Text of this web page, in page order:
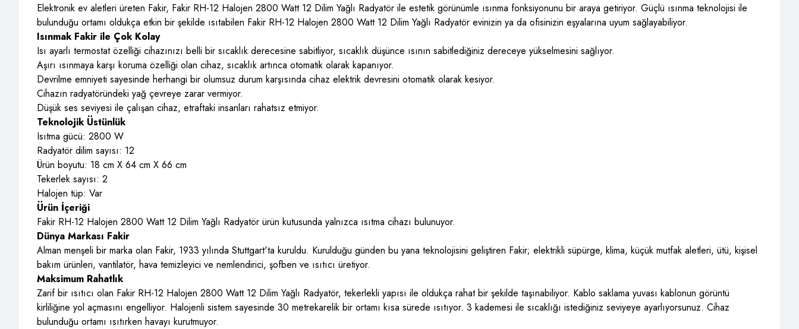
Elektronik ev aletleri üreten Fakir, Fakir RH-12 Halojen 2800 Watt 12 Dilim Yağlı Radyatör ile estetik görünümle ısınma fonksiyonunu bir araya getiriyor. Güçlü ısınma teknolojisi ile
bulunduğu ortamı oldukça etkin bir şekilde ısıtabilen Fakir RH-12 Halojen 2800 Watt 12 Dilim Yağlı Radyatör evinizin ya da ofisinizin eşyalarına uyum sağlayabiliyor.
Isınmak Fakir ile Çok Kolay
Isı ayarlı termostat özelliği cihazınızı belli bir sıcaklık derecesine sabitliyor, sıcaklık düşünce ısının sabitlediğiniz dereceye yükselmesini sağlıyor.
Aşırı ısınmaya karşı koruma özelliği olan cihaz, sıcaklık artınca otomatik olarak kapanıyor.
Devrilme emniyeti sayesinde herhangi bir olumsuz durum karşısında cihaz elektrik devresini otomatik olarak kesiyor.
Cihazın radyatöründeki yağ çevreye zarar vermiyor.
Düşük ses seviyesi ile çalışan cihaz, etraftaki insanları rahatsız etmiyor.
Teknolojik Üstünlük
Isıtma gücü: 2800 W
Radyatör dilim sayısı: 12
Ürün boyutu: 18 cm X 64 cm X 66 cm
Tekerlek sayısı: 2
Halojen tüp: Var
Ürün İçeriği
Fakir RH-12 Halojen 2800 Watt 12 Dilim Yağlı Radyatör ürün kutusunda yalnızca ısıtma cihazı bulunuyor.
Dünya Markası Fakir
Alman menşeli bir marka olan Fakir, 1933 yılında Stuttgart'ta kuruldu. Kurulduğu günden bu yana teknolojisini geliştiren Fakir; elektrikli süpürge, klima, küçük mutfak aletleri, ütü, kişisel
bakım ürünleri, vantilatör, hava temizleyici ve nemlendirici, şofben ve ısıtıcı üretiyor.
Maksimum Rahatlık
Zarif bir ısıtıcı olan Fakir RH-12 Halojen 2800 Watt 12 Dilim Yağlı Radyatör, tekerlekli yapısı ile oldukça rahat bir şekilde taşınabiliyor. Kablo saklama yuvası kablonun görüntü
kirliliğine yol açmasını engelliyor. Halojenli sistem sayesinde 30 metrekarelik bir ortamı kısa sürede ısıtıyor. 3 kademesi ile sıcaklığı istediğiniz seviyeye ayarlıyorsunuz. Cihaz
bulunduğu ortamı ısıtırken havayı kurutmuyor.